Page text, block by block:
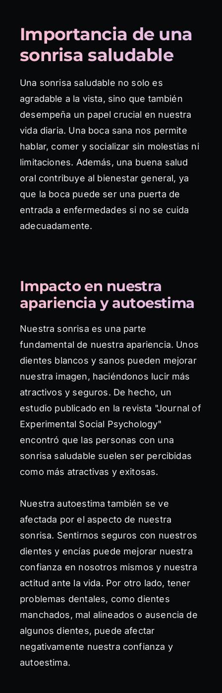
Importancia de una
sonrisa saludable
Una sonrisa saludable no solo es
agradable a la vista, sino que también
desempeña un papel crucial en nuestra
vida diaria. Una boca sana nos permite
hablar, comer y socializar sin molestias ni
limitaciones. Además, una buena salud
oral contribuye al bienestar general, ya
que la boca puede ser una puerta de
entrada a enfermedades si no se cuida
adecuadamente.
Impacto en nuestra
apariencia y autoestima
Nuestra sonrisa es una parte
fundamental de nuestra apariencia. Unos
dientes blancos y sanos pueden mejorar
nuestra imagen, haciéndonos lucir más
atractivos y seguros. De hecho, un
estudio publicado en la revista "Journal of
Experimental Social Psychology"
encontró que las personas con una
sonrisa saludable suelen ser percibidas
como más atractivas y exitosas.
Nuestra autoestima también se ve
afectada por el aspecto de nuestra
sonrisa. Sentirnos seguros con nuestros
dientes y encías puede mejorar nuestra
confianza en nosotros mismos y nuestra
actitud ante la vida. Por otro lado, tener
problemas dentales, como dientes
manchados, mal alineados o ausencia de
algunos dientes, puede afectar
negativamente nuestra confianza y
autoestima.